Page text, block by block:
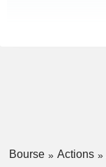
Bourse Actions